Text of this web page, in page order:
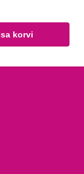
korvi